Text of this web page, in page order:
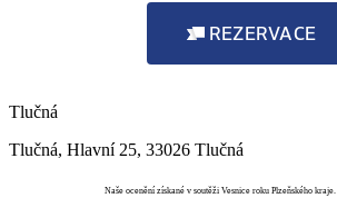
REZERVACE
Tlučná
Tlučná, Hlavní 25, 33026 Tlučná
Naše ocenění získané v soutěži Vesnice roku Plzeňského kraje.